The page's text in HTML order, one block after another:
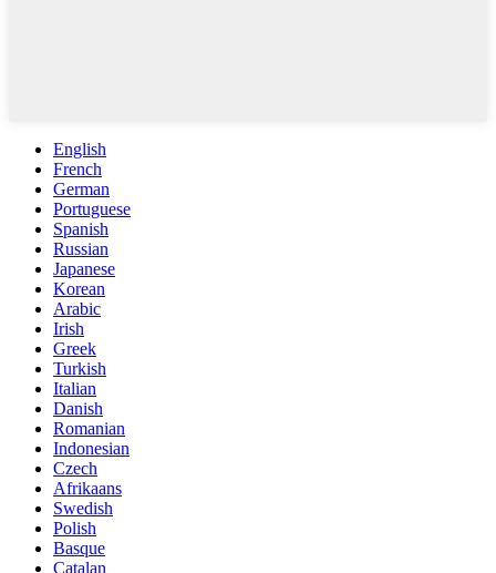
English
French
German
Portuguese
Spanish
Russian
Japanese
Korean
Arabic
Irish
Greek
Turkish
Italian
Danish
Romanian
Indonesian
Czech
Afrikaans
Swedish
Polish
Basque
Catalan